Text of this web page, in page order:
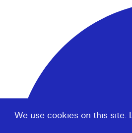
We use cookies on this site.